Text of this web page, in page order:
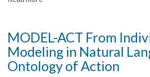
convegno:
"La
ricerca
come
MODEL-ACT From
Modeling in Natural
Ontology of Action